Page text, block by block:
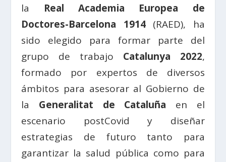
la Real Academia Europea de
Doctores-Barcelona 1914(RAED), ha
sido elegido para formar parte del
grupo de trabajo Catalunya 2022,
formado por expertos de diversos
ámbitos para asesorar al Gobierno de
la Generalitat de Cataluña en el
escenario postCovid y diseñar
estrategias de futuro tanto para
garantizar la salud pública como para